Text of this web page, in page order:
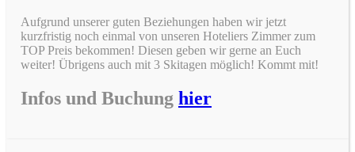
Aufgrund unserer guten Beziehungen haben wir jetzt
kurzfristig noch einmal von unseren Hoteliers Zimmer zum
TOP Preis bekommen! Diesen geben wir gerne an Euch
weiter! Übrigens auch mit 3 Skitagen möglich! Kommt mit!
Infos und Buchung hier